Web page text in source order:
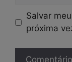
Salvar
próxima